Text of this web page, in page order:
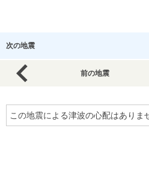
次の地震
前の地震
この地震による津波の心配はありま